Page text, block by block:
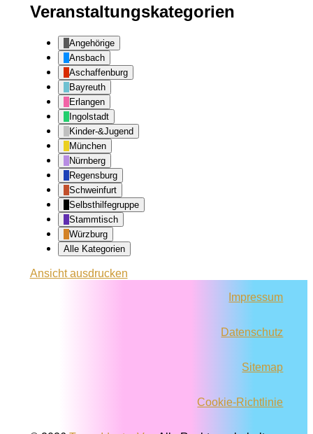
Veranstaltungskategorien
Angehörige
Ansbach
Aschaffenburg
Bayreuth
Erlangen
Ingolstadt
Kinder-&Jugend
München
Nürnberg
Regensburg
Schweinfurt
Selbsthilfegruppe
Stammtisch
Würzburg
Alle Kategorien
Ansichtausdrucken
Impressum
Datenschutz
Sitemap
Cookie-Richtlinie